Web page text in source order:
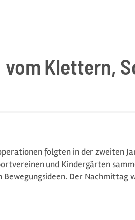
Klettern,
folgten in der zweiten
und Kindergärten
Der Nachmittag